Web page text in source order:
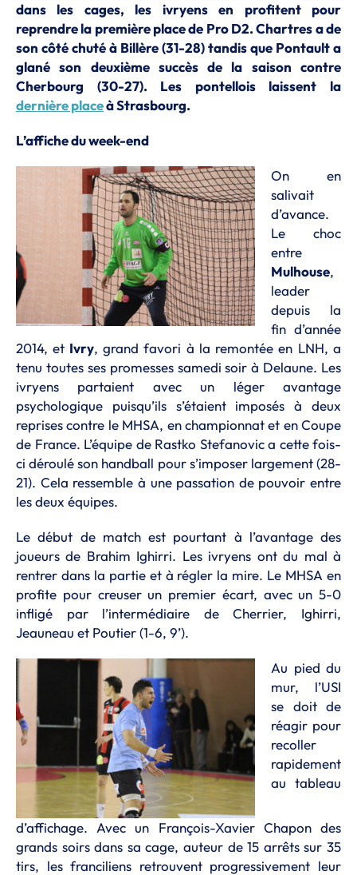
dans les cages, les ivryens en profitent pour
reprendre la première place de Pro D2. Chartres a de
son côté chuté à Billère (31-28) tandis que Pontault a
glané son deuxième succès de la saison contre
Cherbourg (30-27). Les pontellois laissent la
dernière placeà Strasbourg.
L’affiche du week-end
On en
salivait
d’avance.
Le choc
entre
Mulhouse,
leader
depuis la
fin d’année
2014, et Ivry, grand favori à la remontée en LNH, a
tenu toutes ses promesses samedi soir à Delaune. Les
ivryens partaient avec un léger avantage
psychologique puisqu’ils s’étaient imposés à deux
reprises contre le MHSA, en championnat et en Coupe
de France. L’équipe de Rastko Stefanovic a cette fois-
ci déroulé son handball pour s’imposer largement (28-
21). Cela ressemble à une passation de pouvoir entre
les deux équipes.
Le début de match est pourtant à l’avantage des
joueurs de Brahim Ighirri. Les ivryens ont du mal à
rentrer dans la partie et à régler la mire. Le MHSA en
profite pour creuser un premier écart, avec un 5-0
infligé par l’intermédiaire de Cherrier, Ighirri,
Jeauneau et Poutier (1-6, 9’).
Au pied du
mur, l’USI
se doit de
réagir pour
recoller
rapidement
au tableau
d’affichage. Avec un François-Xavier Chapon des
grands soirs dans sa cage, auteur de 15 arrêts sur 35
tirs, les franciliens retrouvent progressivement leur